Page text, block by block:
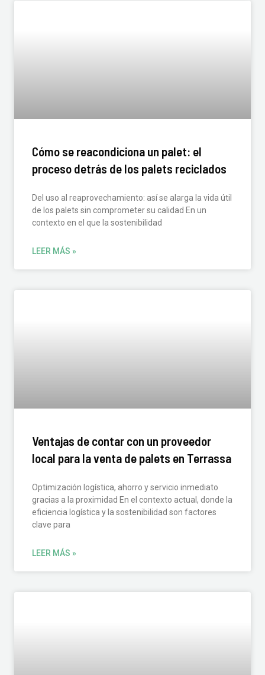
Cómo se reacondiciona un palet: el
proceso detrás de los palets reciclados
Del uso al reaprovechamiento: así se alarga la vida útil
de los palets sin comprometer su calidad En un
contexto en el que la sostenibilidad
LEER MÁS »
Ventajas de contar con un proveedor
local para la venta de palets en Terrassa
Optimización logística, ahorro y servicio inmediato
gracias a la proximidad En el contexto actual, donde la
eficiencia logística y la sostenibilidad son factores
clave para
LEER MÁS »